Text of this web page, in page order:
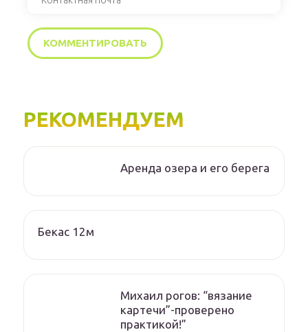
РЕКОМЕНДУЕМ
Аренда озера и его берега
Бекас 12м
Михаил рогов: “вязание
картечи”-проверено
практикой!”